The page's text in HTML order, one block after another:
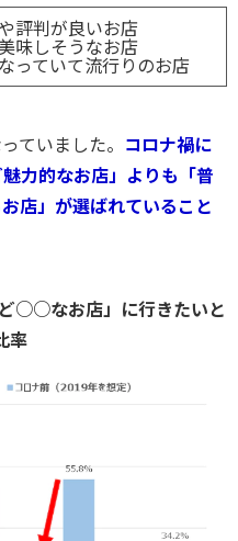
評判が良いお店
味しそうなお店
っていて流行りのお店
ていました。 コロナ禍に
力的なお店」よりも「普
店」が選ばれていること
ど○○なお店」に行きたいと
率